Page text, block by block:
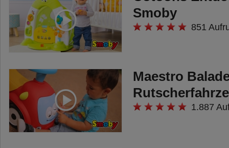
Smoby
851
Maestro
1.887